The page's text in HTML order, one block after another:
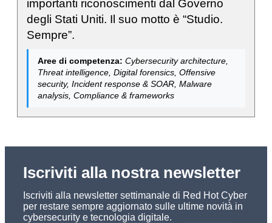
importanti riconoscimenti dal Governo
degli Stati Uniti. Il suo motto è “Studio.
Sempre”.
Aree di competenza: Cybersecurity architecture,
Threat intelligence, Digital forensics, Offensive
security, Incident response & SOAR, Malware
analysis, Compliance & frameworks
Iscriviti alla nostra newsletter
Iscriviti alla newsletter settimanale di Red Hot Cyber
per restare sempre aggiornato sulle ultime novità in
cybersecurity e tecnologia digitale.